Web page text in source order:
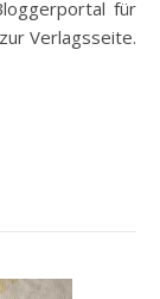
für
Verlagsseite.